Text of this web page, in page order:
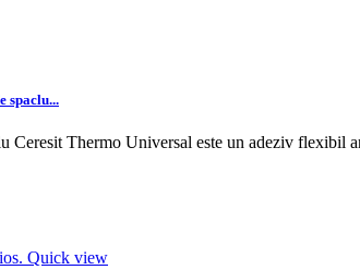
spaclu...
Thermo Universal este un adeziv flexibil
Quick view